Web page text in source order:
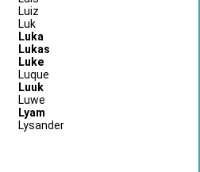
Luiz
Luk
Luka
Lukas
Luke
Luque
Luuk
Luwe
Lyam
Lysander